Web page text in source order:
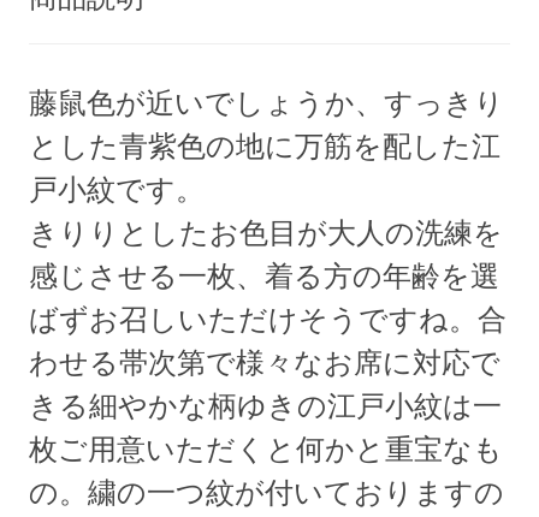
藤鼠色が近いでしょうか、すっきり
とした青紫色の地に万筋を配した江
戸小紋です。
きりりとしたお色目が大人の洗練を
感じさせる一枚、着る方の年齢を選
ばずお召しいただけそうですね。合
わせる帯次第で様々なお席に対応で
きる細やかな柄ゆきの江戸小紋は一
枚ご用意いただくと何かと重宝なも
の。繍の一つ紋が付いておりますの